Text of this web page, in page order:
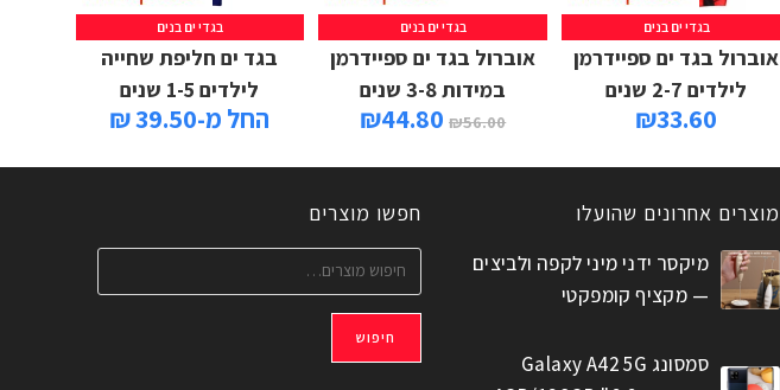
בגדי ים בנים
אוברול בגד ים ספיידרמן
לילדים 2-7 שנים
₪33.60
בגדי ים בנים
אוברול בגד ים ספיידרמן
במידות 3-8 שנים
₪56.00
₪44.80
בגדי ים בנים
בגד ים חליפת שחייה
לילדים 1-5 שנים
החל מ-39.50 ₪
מוצרים אחרונים שהועלו
מיקסר ידני מיני לקפה ולביצים
— מקציף קומפקטי
סמסונג Galaxy A42 5G
חפשו מוצרים
חיפוש